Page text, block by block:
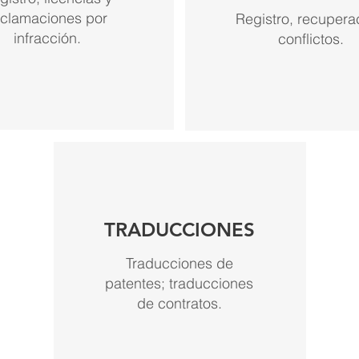
por
infracción.
Registro,
conflictos.
TRADUCCIONES
Traducciones de
patentes; traducciones
de contratos.